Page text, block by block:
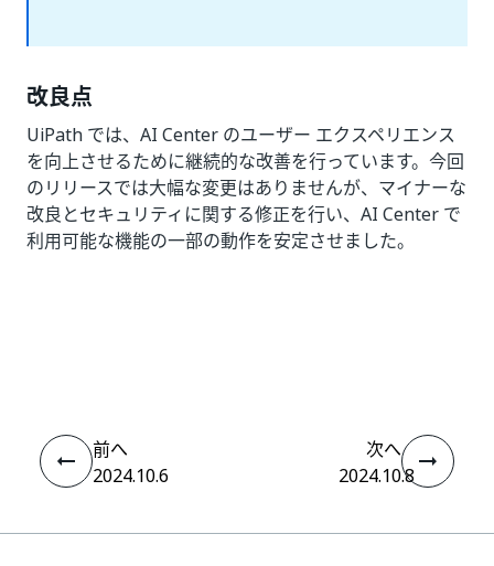
改良点
UiPath では、AI Center のユーザー エクスペリエンス
を向上させるために継続的な改善を行っています。今回
のリリースでは大幅な変更はありませんが、マイナーな
改良とセキュリティに関する修正を行い、AI Center で
利用可能な機能の一部の動作を安定させました。
前へ
2024.10.6
次へ
2024.10.8